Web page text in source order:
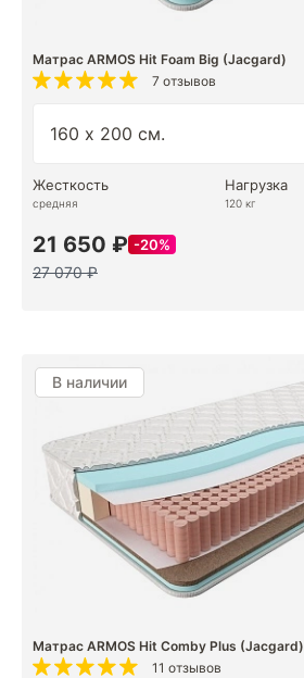
Матрас ARMOS Hit Foam Big (Jacgard)
7 отзывов
Жесткость
средняя
Нагрузка
120 кг
21 650 ₽ 20%
27 070 ₽
В наличии
Матрас ARMOS Hit Comby Plus (Jacgard)
11 отзывов